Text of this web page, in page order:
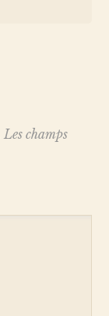
Les champs